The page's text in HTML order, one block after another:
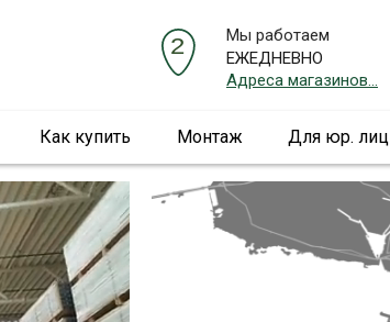
Мы работаем
ЕЖЕДНЕВНО
Адреса магазинов...
Как купить Монтаж Для юр. лиц